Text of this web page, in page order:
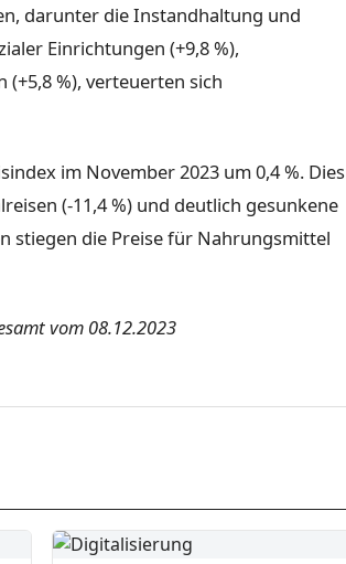
darunter die Instandhaltung und
Einrichtungen (+9,8 %),
%), verteuerten sich
im November 2023 um 0,4 %. Dies
(-11,4 %) und deutlich gesunkene
stiegen die Preise für Nahrungsmittel
vom 08.12.2023